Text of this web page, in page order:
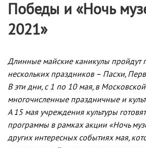
Победы и «Ночь
2021»
Длинные майские каникулы пройдут
нескольких праздников – Пасхи,
В эти дни, с 1 по 10 мая, в Московской
многочисленные праздничные и
А 15 мая учреждения культуры
программы в рамках акции «Ночь
других интересных событиях мая,